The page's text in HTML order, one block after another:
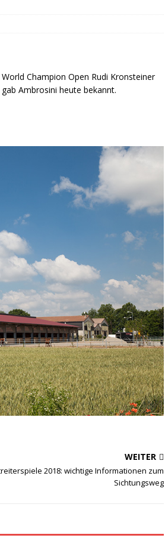
Champion Open Rudi Kronsteiner
Ambrosini heute bekannt.
WEITER
2018: wichtige Informationen zum
Sichtungsweg